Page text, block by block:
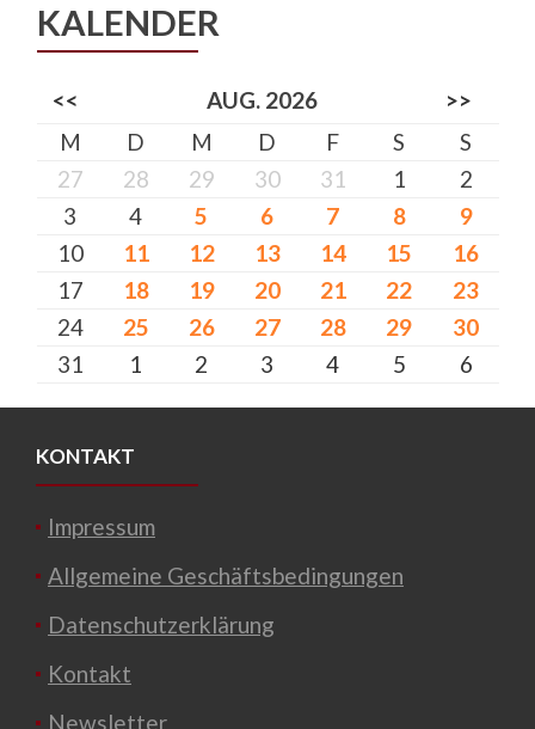
KALENDER
<< AUG. 2026
>>
M
D M D F S
S
27
28 29 30 31 1
2
3
4 5 6 7 8
9
10
11 12 13 14 15
16
17
18 19 20 21 22
23
24
25 26 27 28 29
30
31
1 2 3 4 5 6
KONTAKT
Impressum
Allgemeine Geschäftsbedingungen
Datenschutzerklärung
Kontakt
Newsletter